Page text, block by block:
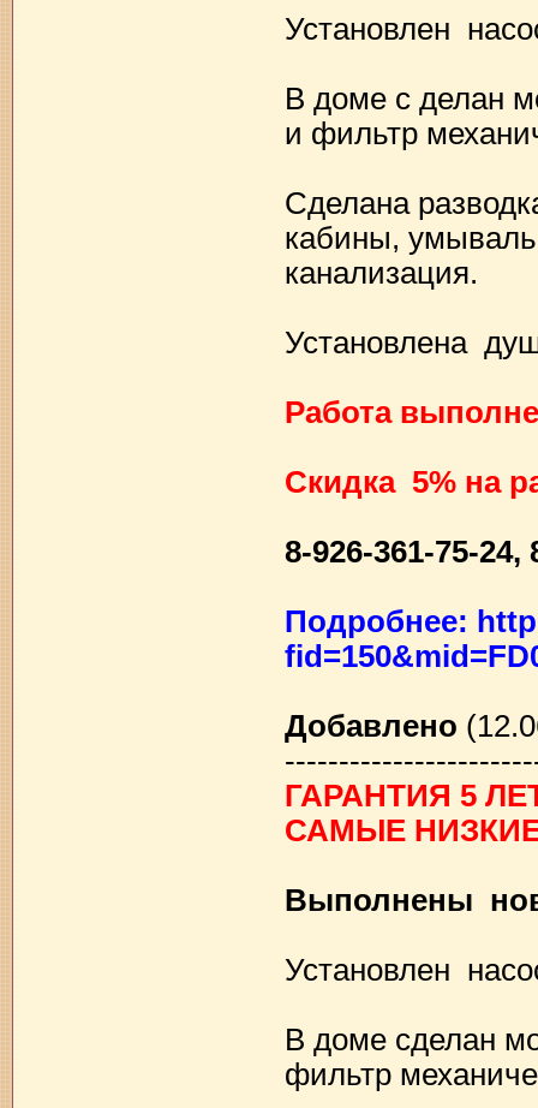
Установлен
В доме с делан
и фильтр
Сделана
кабины,
канализация.
Установлена
Работа
Скидка 5% на
8-926-361-75-
Подробнее:
Добавлено
ГАРАНТИЯ 5
САМЫЕ
Выполнены
Установлен
В доме сделан
фильтр